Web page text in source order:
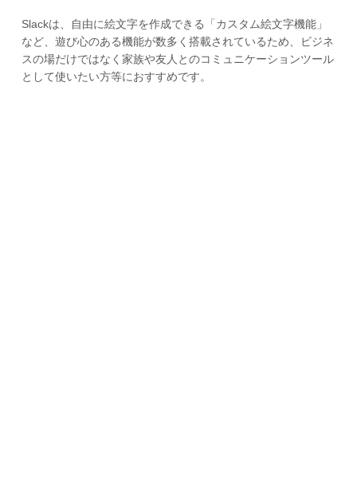
Slackは、自由に絵文字を作成できる「カスタム絵文字機能」
など、遊び心のある機能が数多く搭載されているため、ビジネ
スの場だけではなく家族や友人とのコミュニケーションツール
として使いたい方等におすすめです。